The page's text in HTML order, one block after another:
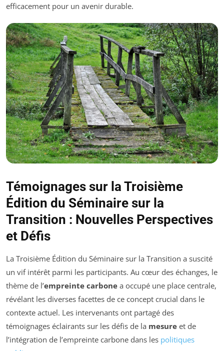
efficacement pour un avenir durable.
Témoignages sur la Troisième
Édition du Séminaire sur la
Transition : Nouvelles Perspectives
et Défis
La Troisième Édition du Séminaire sur la Transition a suscité
un vif intérêt parmi les participants. Au cœur des échanges, le
thème de l’empreinte carbone a occupé une place centrale,
révélant les diverses facettes de ce concept crucial dans le
contexte actuel. Les intervenants ont partagé des
témoignages éclairants sur les défis de la mesure et de
l’intégration de l’empreinte carbone dans les politiques